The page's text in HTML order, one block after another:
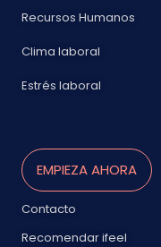
Recursos Humanos
Clima laboral
Estrés laboral
EMPIEZA AHORA
Contacto
Recomendar ifeel